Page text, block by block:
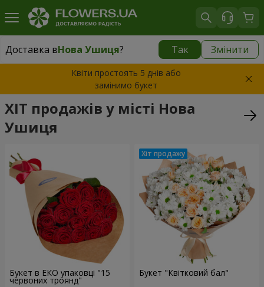
Доставка вНова Ушиця? Так Змінити
Доставка вНова Ушиця|
Квіти простоять 5 днів або
замінимо букет
ХІТ продажів у місті Нова
Ушиця
Букет в ЕКО упаковці "15
червоних троянд"
Букет "Квітковий бал"